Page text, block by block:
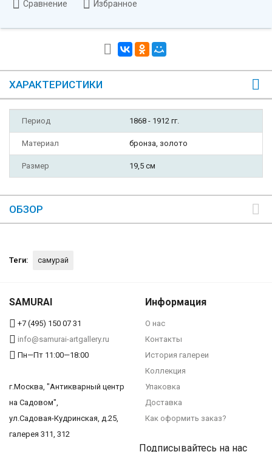
Сравнение Избранное
ХАРАКТЕРИСТИКИ
Период 1868 - 1912 гг.
Материал бронза, золото
Размер 19,5 см
ОБЗОР
Теги: самурай
SAMURAI
+7 (495) 150 07 31
info@samurai-artgallery.ru
Пн—Пт 11:00—18:00
г.Москва, "Антикварный центр
на Садовом",
ул.Садовая-Кудринская, д.25,
галерея 311, 312
Информация
О нас
Контакты
История галереи
Коллекция
Упаковка
Доставка
Как оформить заказ?
Подписывайтесь на нас